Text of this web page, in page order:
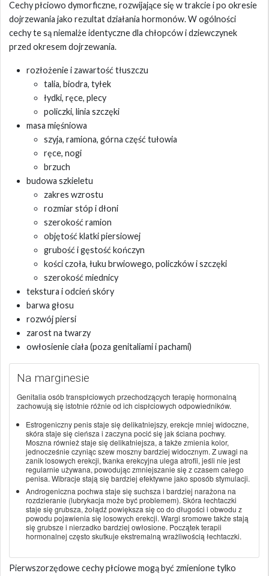
Cechy płciowo dymorficzne, rozwijające się w trakcie i po okresie
dojrzewania jako rezultat działania hormonów. W ogólności
cechy te są niemalże identyczne dla chłopców i dziewczynek
przed okresem dojrzewania.
rozłożenie i zawartość tłuszczu
talia, biodra, tyłek
łydki, ręce, plecy
policzki, linia szczęki
masa mięśniowa
szyja, ramiona, górna część tułowia
ręce, nogi
brzuch
budowa szkieletu
zakres wzrostu
rozmiar stóp i dłoni
szerokość ramion
objętość klatki piersiowej
grubość i gęstość kończyn
kości czoła, łuku brwiowego, policzków i szczęki
szerokość miednicy
tekstura i odcień skóry
barwa głosu
rozwój piersi
zarost na twarzy
owłosienie ciała (poza genitaliami i pachami)
Na marginesie
Genitalia osób transpłciowych przechodzących terapię hormonalną
zachowują się istotnie różnie od ich cispłciowych odpowiedników.
Estrogeniczny penis staje się delikatniejszy, erekcje mniej widoczne,
skóra staje się cieńsza i zaczyna pocić się jak ściana pochwy.
Moszna również staje się delikatniejsza, a także zmienia kolor,
jednocześnie czyniąc szew moszny bardziej widocznym. Z uwagi na
zanik losowych erekcji, tkanka erekcyjna ulega atrofii, jeśli nie jest
regularnie używana, powodując zmniejszanie się z czasem całego
penisa. Wibracje stają się bardziej efektywne jako sposób stymulacji.
Androgeniczna pochwa staje się suchsza i bardziej narażona na
rozdzieranie (lubrykacja może być problemem). Skóra łechtaczki
staje się grubsza, żołądź powiększa się co do długości i obwodu z
powodu pojawienia się losowych erekcji. Wargi sromowe także stają
się grubsze i nierzadko bardziej owłosione. Początek terapii
hormonalnej często skutkuje ekstremalną wrażliwością łechtaczki.
Pierwszorzędowe cechy płciowe mogą być zmienione tylko